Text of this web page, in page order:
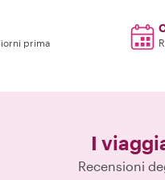
prima
I
Recensioni